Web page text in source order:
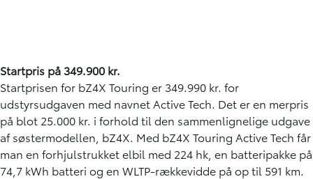
Startpris på 349.900 kr.
Startprisen for bZ4X Touring er 349.990 kr. for
udstyrsudgaven med navnet Active Tech. Det er en merpris
på blot 25.000 kr. i forhold til den sammenlignelige udgave
af søstermodellen, bZ4X. Med bZ4X Touring Active Tech får
man en forhjulstrukket elbil med 224 hk, en batteripakke på
74,7 kWh batteri og en WLTP-rækkevidde på op til 591 km.